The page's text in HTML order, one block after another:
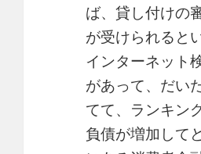
ば、貸し付けの
が受けられると
インターネット
があって、だい
てて、ランキン
負債が増加して